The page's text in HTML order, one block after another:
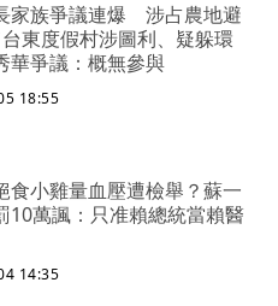
家族爭議連爆 涉占農地避
東度假村涉圖利、疑躲環
爭議：概無參與
18:55
食小雞量血壓遭檢舉？蘇一
10萬諷：只准賴總統當賴醫
14:35